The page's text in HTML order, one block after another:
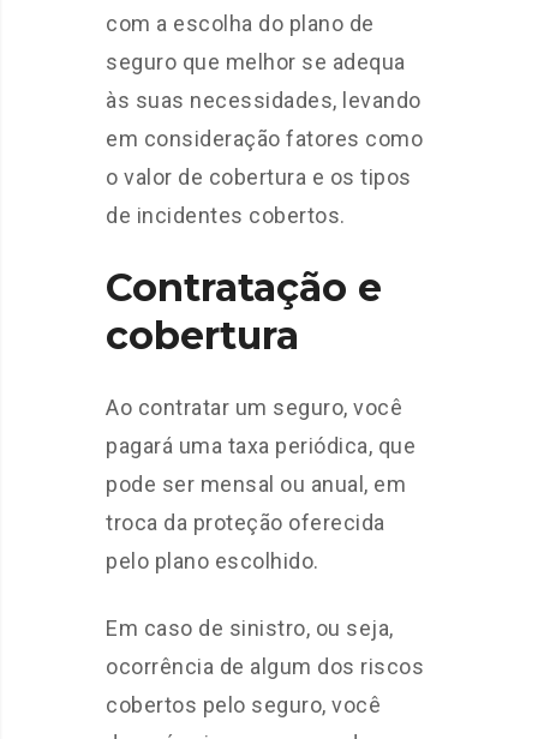
com a escolha do plano de
seguro que melhor se adequa
às suas necessidades, levando
em consideração fatores como
o valor de cobertura e os tipos
de incidentes cobertos.
Contratação e
cobertura
Ao contratar um seguro, você
pagará uma taxa periódica, que
pode ser mensal ou anual, em
troca da proteção oferecida
pelo plano escolhido.
Em caso de sinistro, ou seja,
ocorrência de algum dos riscos
cobertos pelo seguro, você